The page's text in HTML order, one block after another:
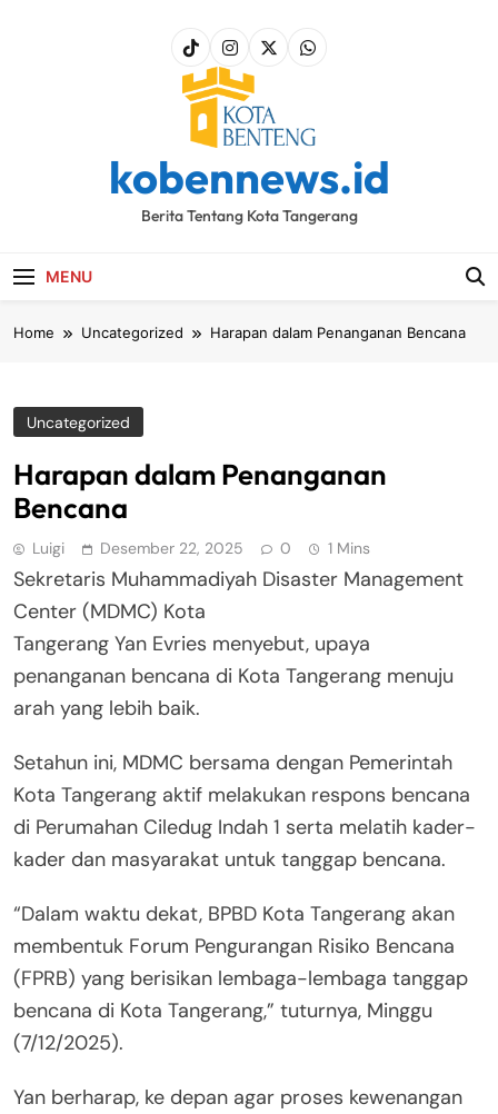
kobennews.id
Berita Tentang Kota Tangerang
MENU
Home Uncategorized Harapan dalam Penanganan Bencana
Uncategorized
Harapan dalam Penanganan
Bencana
Luigi Desember 22, 2025 0 1 Mins
Sekretaris Muhammadiyah Disaster Management
Center (MDMC) Kota
Tangerang Yan Evries menyebut, upaya
penanganan bencana di Kota Tangerang menuju
arah yang lebih baik.
Setahun ini, MDMC bersama dengan Pemerintah
Kota Tangerang aktif melakukan respons bencana
di Perumahan Ciledug Indah 1 serta melatih kader-
kader dan masyarakat untuk tanggap bencana.
“Dalam waktu dekat, BPBD Kota Tangerang akan
membentuk Forum Pengurangan Risiko Bencana
(FPRB) yang berisikan lembaga-lembaga tanggap
bencana di Kota Tangerang,” tuturnya, Minggu
(7/12/2025).
Yan berharap, ke depan agar proses kewenangan